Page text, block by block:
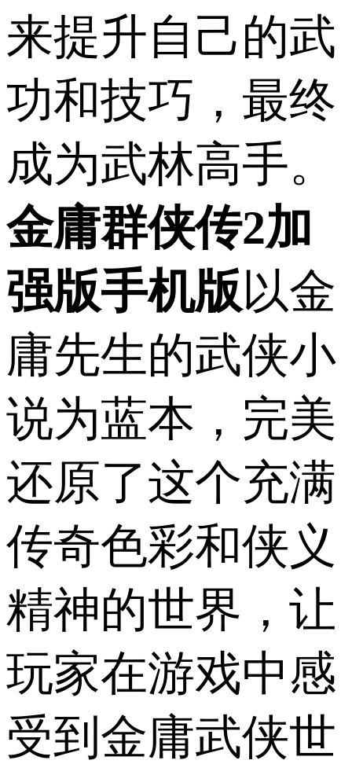
来提升自己的武
功和技巧，最终
成为武林高手。
金庸群侠传2加
强版手机版以金
庸先生的武侠小
说为蓝本，完美
还原了这个充满
传奇色彩和侠义
精神的世界，让
玩家在游戏中感
受到金庸武侠世